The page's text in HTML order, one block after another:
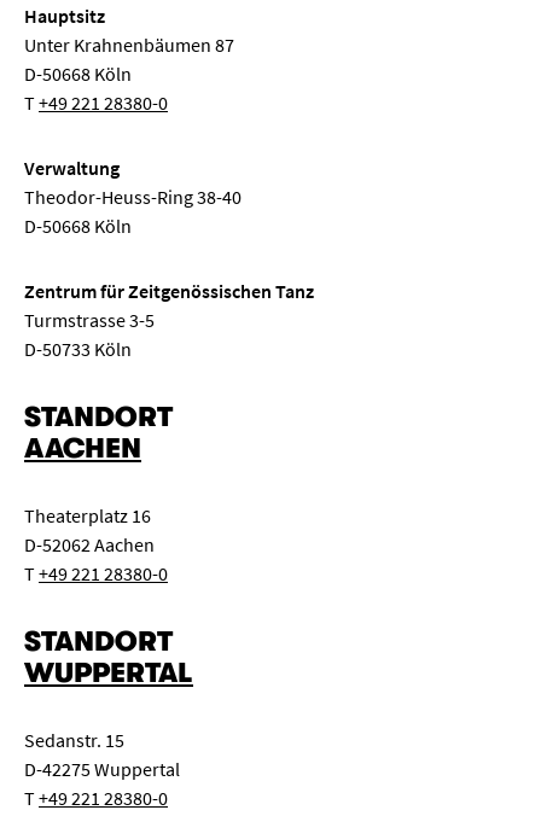
Hauptsitz
Unter Krahnenbäumen 87
D-50668 Köln
T+49 221 28380-0
Verwaltung
Theodor-Heuss-Ring 38-40
D-50668 Köln
Zentrum für Zeitgenössischen Tanz
Turmstrasse 3-5
D-50733 Köln
STANDORT
AACHEN
Theaterplatz 16
D-52062 Aachen
T+49 221 28380-0
STANDORT
WUPPERTAL
Sedanstr. 15
D-42275 Wuppertal
T+49 221 28380-0